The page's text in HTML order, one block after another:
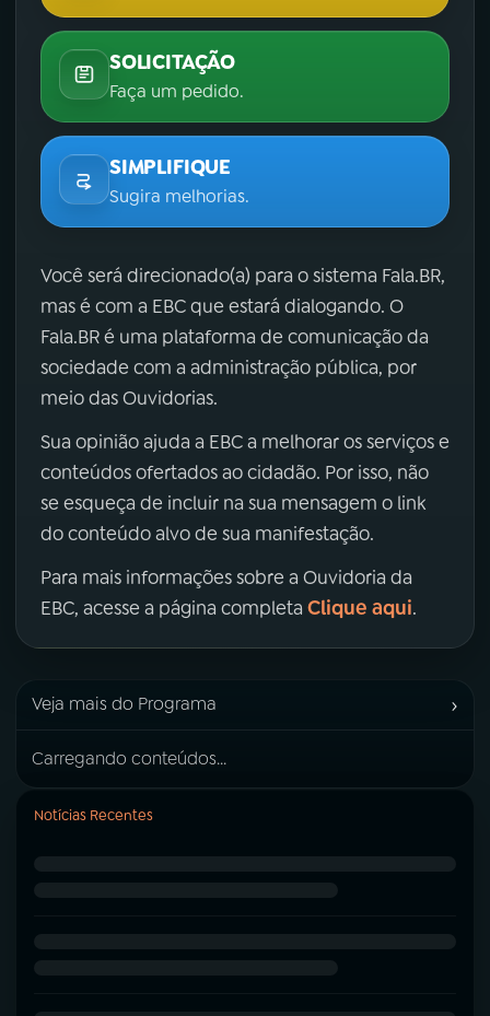
SOLICITAÇÃO
Faça um pedido.
SIMPLIFIQUE
Sugira melhorias.
Você será direcionado(a) para o sistema Fala.BR,
mas é com a EBC que estará dialogando. O
Fala.BR é uma plataforma de comunicação da
sociedade com a administração pública, por
meio das Ouvidorias.
Sua opinião ajuda a EBC a melhorar os serviços e
conteúdos ofertados ao cidadão. Por isso, não
se esqueça de incluir na sua mensagem o link
do conteúdo alvo de sua manifestação.
Para mais informações sobre a Ouvidoria da
EBC, acesse a página completa Clique aqui.
Veja mais do Programa ›
Carregando conteúdos...
Notícias Recentes